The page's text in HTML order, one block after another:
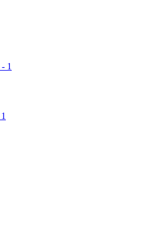
- 1
1